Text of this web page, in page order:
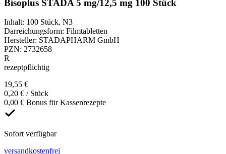
Bisoplus STADA 5 mg/12,5 mg 100 Stück
Inhalt: 100 Stück, N3
Darreichungsform: Filmtabletten
Hersteller: STADAPHARM GmbH
PZN: 2732658
R
rezeptpflichtig
19,55 €
0,20 € / Stück
0,00 € Bonus für Kassenrezepte
Sofort verfügbar
versandkostenfrei